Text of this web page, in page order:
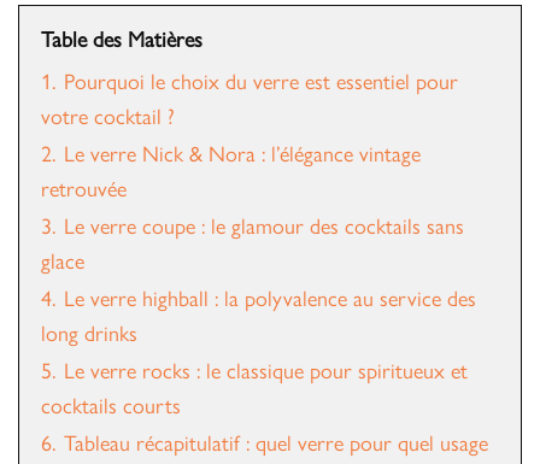
Table des Matières
1. Pourquoi le choix du verre est essentiel pour
votre cocktail ?
2. Le verre Nick & Nora : l’élégance vintage
retrouvée
3. Le verre coupe : le glamour des cocktails sans
glace
4. Le verre highball : la polyvalence au service des
long drinks
5. Le verre rocks : le classique pour spiritueux et
cocktails courts
6. Tableau récapitulatif : quel verre pour quel usage